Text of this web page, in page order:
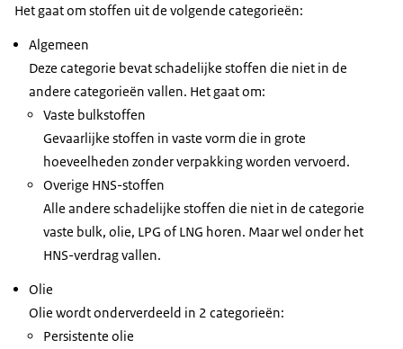
Het gaat om stoffen uit de volgende categorieën:
Algemeen
Deze categorie bevat schadelijke stoffen die niet in de
andere categorieën vallen. Het gaat om:
Vaste bulkstoffen
Gevaarlijke stoffen in vaste vorm die in grote
hoeveelheden zonder verpakking worden vervoerd.
Overige HNS-stoffen
Alle andere schadelijke stoffen die niet in de categorie
vaste bulk, olie, LPG of LNG horen. Maar wel onder het
HNS-verdrag vallen.
Olie
Olie wordt onderverdeeld in 2 categorieën:
Persistente olie